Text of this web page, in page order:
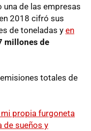
una de las empresas
2018 cifró sus
de toneladas y en
millones de
totales de
propia furgoneta
de sueños y